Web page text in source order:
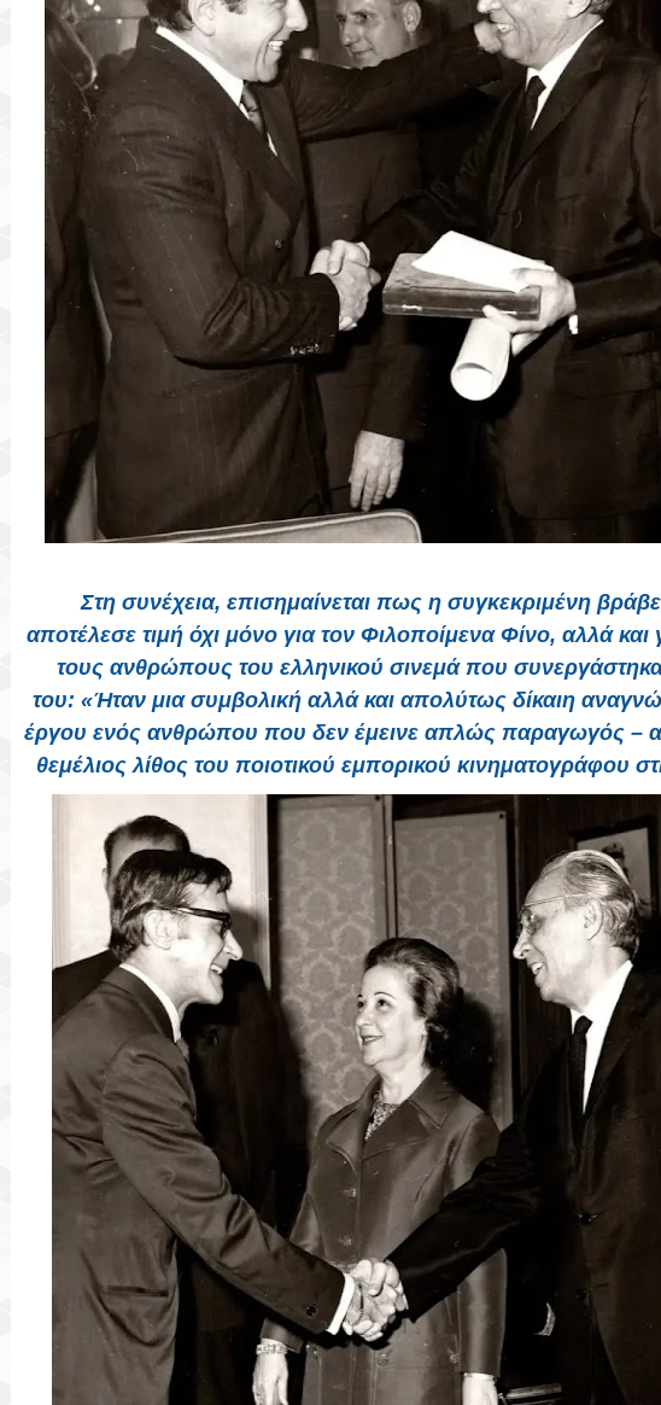
Στη συνέχεια, επισημαίνεται πως η συγκεκριμένη
αποτέλεσε τιμή όχι μόνο για τον Φιλοποίμενα Φίνο, αλλά και
τους ανθρώπους του ελληνικού σινεμά που
του: «Ήταν μια συμβολική αλλά και απολύτως δίκαιη
έργου ενός ανθρώπου που δεν έμεινε απλώς παραγωγός –
θεμέλιος λίθος του ποιοτικού εμπορικού κινηματογράφου